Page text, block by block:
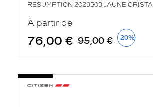
RESUMPTION 2029509 JAUNE CRISTA
À partir de
76,00 € 95,00 € -20%